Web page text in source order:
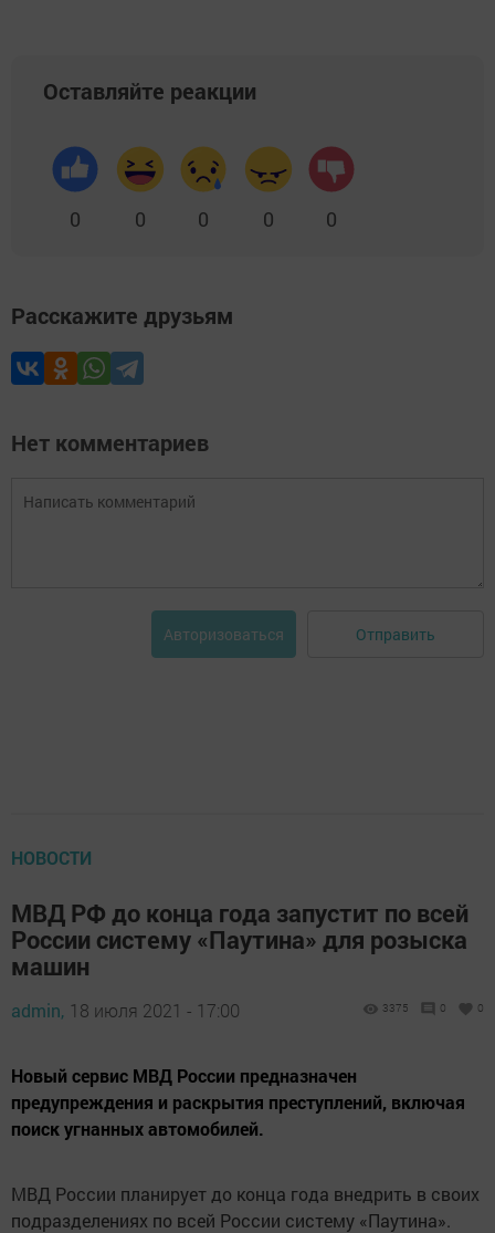
Оставляйте реакции
0 0 0 0 0
Расскажите друзьям
Нет комментариев
Авторизоваться Отправить
НОВОСТИ
МВД РФ до конца года запустит по всей
России систему «Паутина» для розыска
машин
admin, 18 июля 2021 - 17:00 3375 0 0
Новый сервис МВД России предназначен
предупреждения и раскрытия преступлений, включая
поиск угнанных автомобилей.
МВД России планирует до конца года внедрить в своих
подразделениях по всей России систему «Паутина».